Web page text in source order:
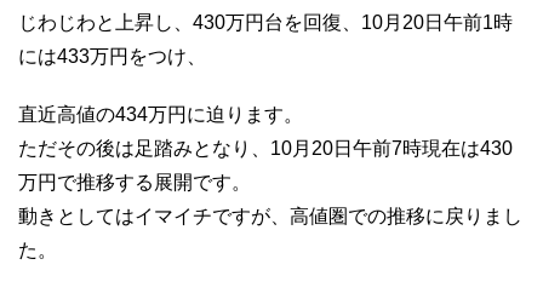
じわじわと上昇し、430万円台を回復、10月20日午前1時
には433万円をつけ、
直近高値の434万円に迫ります。
ただその後は足踏みとなり、10月20日午前7時現在は430
万円で推移する展開です。
動きとしてはイマイチですが、高値圏での推移に戻りまし
た。